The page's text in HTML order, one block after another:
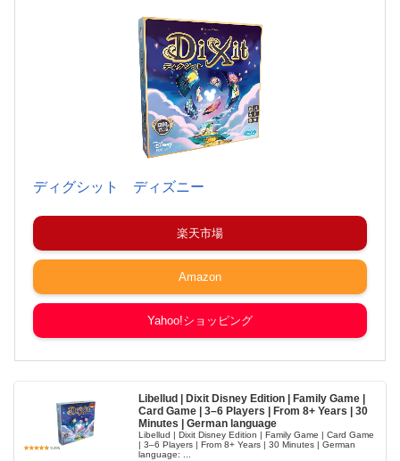
ディグシット ディズニー
楽天市場
Amazon
Yahoo!ショッピング
Libellud | Dixit Disney Edition | Family Game |
Card Game | 3–6 Players | From 8+ Years | 30
Minutes | German language
Libellud | Dixit Disney Edition | Family Game | Card Game
| 3–6 Players | From 8+ Years | 30 Minutes | German
language: ...